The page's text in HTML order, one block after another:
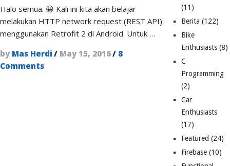
Halo semua. 😀 Kali ini kita akan belajar
melakukan HTTP network request (REST API)
menggunakan Retrofit 2 di Android. Untuk …
by Mas Herdi / May 15, 2016/ 8
Comments
(11)
Berita (122)
Bike
Enthusiasts (8)
C
Programming
(2)
Car
Enthusiasts
(17)
Featured (24)
Firebase (10)